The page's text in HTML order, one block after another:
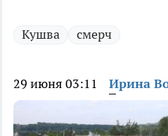
Кушва смерч
29 июня 03:11 Ирина